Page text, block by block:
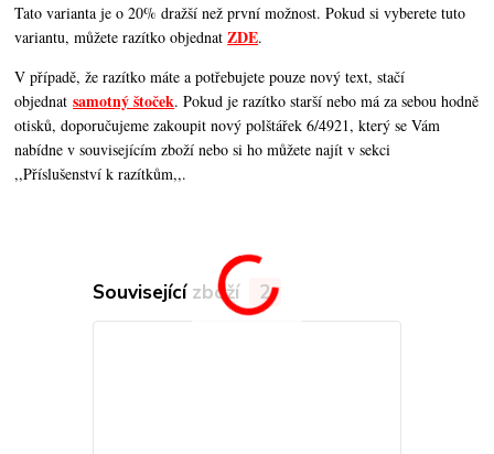
Tato varianta je o 20% dražší než první možnost. Pokud si vyberete tuto
variantu, můžete razítko objednatZDE.
V případě, že razítko máte a potřebujete pouze nový text, stačí
objednatsamotný štoček. Pokud je razítko starší nebo má za sebou hodně
otisků, doporučujeme zakoupit nový polštářek 6/4921, který se Vám
nabídne v souvisejícím zboží nebo si ho můžete najít v sekci
,,Příslušenství k razítkům,,.
Související zboží 2